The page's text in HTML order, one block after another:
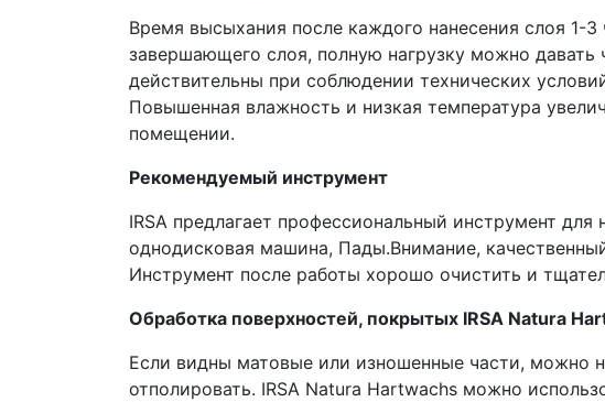
Время высыхания после каждого нанесения слоя 1-
завершающего слоя, полную нагрузку можно
действительны при соблюдении технических
Повышенная влажность и низкая температура
помещении.
Рекомендуемый инструмент
IRSA предлагает профессиональный инструмент
однодисковая машина, Пады.Внимание,
Инструмент после работы хорошо очистить и
Обработка поверхностей, покрытых IRSA Natura
Если видны матовые или изношенные части, можно
отполировать. IRSA Natura Hartwachs можно